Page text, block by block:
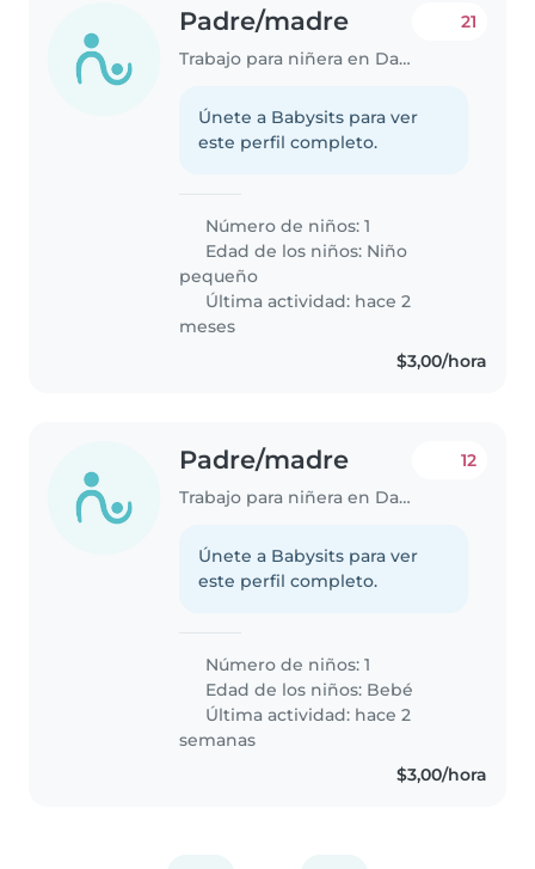
Padre/madre
Trabajo para niñera en Daule
21
Únete a Babysits para ver
este perfil completo.
Número de niños: 1
Edad de los niños: Niño
pequeño
Última actividad: hace 2
meses
$3,00/hora
Padre/madre
Trabajo para niñera en Daule
12
Únete a Babysits para ver
este perfil completo.
Número de niños: 1
Edad de los niños: Bebé
Última actividad: hace 2
semanas
$3,00/hora